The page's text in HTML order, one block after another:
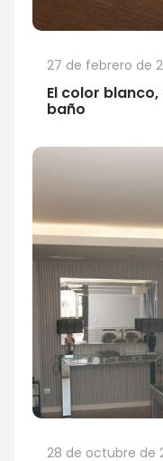
El color
baño
27 de febrero de
28 de octubre de